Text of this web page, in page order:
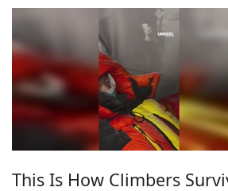
This Is How Climbers